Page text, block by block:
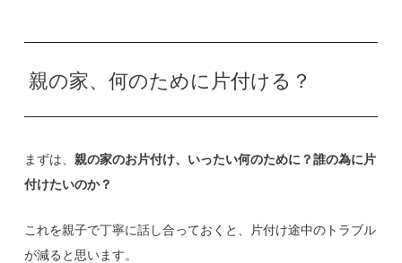
親の家、何のために片付ける？
まずは、親の家のお片付け、いったい何のために？誰の為に片
付けたいのか？
これを親子で丁寧に話し合っておくと、片付け途中のトラブル
が減ると思います。